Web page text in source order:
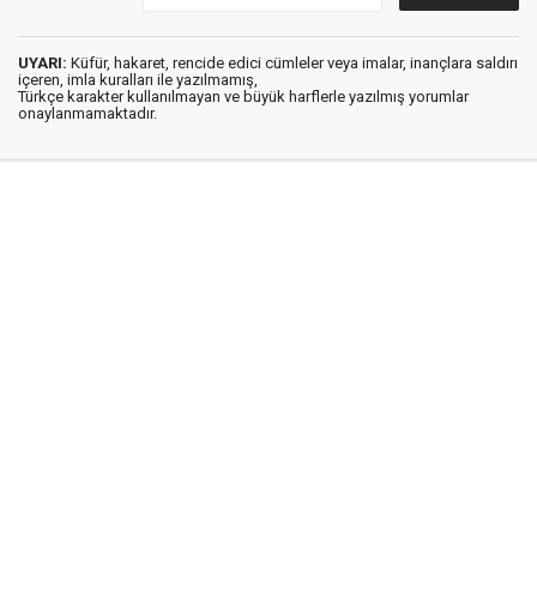
UYARI: Küfür, hakaret, rencide edici cümleler veya imalar, inançlara saldırı
içeren, imla kuralları ile yazılmamış,
Türkçe karakter kullanılmayan ve büyük harflerle yazılmış yorumlar
onaylanmamaktadır.